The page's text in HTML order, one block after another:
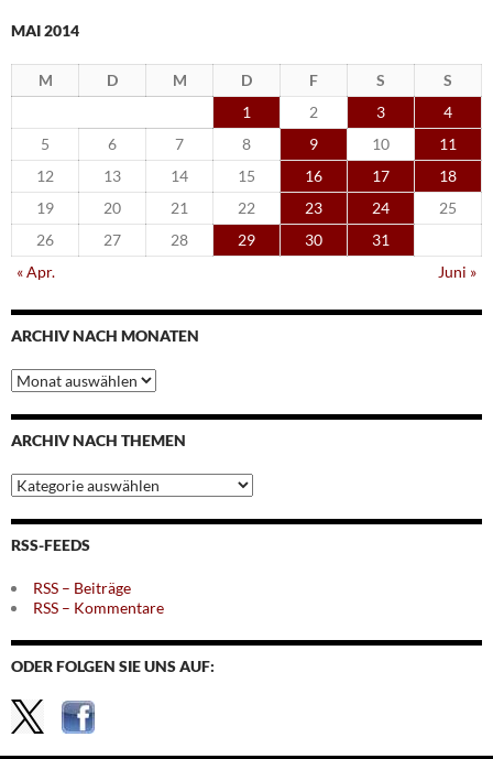
MAI 2014
M D M D F S
S
1
2 3
4
5
6 7 8 9 10
11
12
13 14 15 16 17
18
19
20 21 22 23 24
25
26
27 28 29 30
31
« Apr.
Juni »
ARCHIV NACH MONATEN
Archiv
nach
Monaten
ARCHIV NACH THEMEN
Archiv
nach
Themen
RSS-FEEDS
RSS – Beiträge
RSS – Kommentare
ODER FOLGEN SIE UNS AUF: